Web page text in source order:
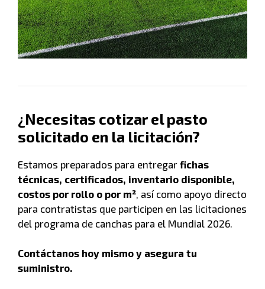
¿Necesitas cotizar el pasto
solicitado en la licitación?
Estamos preparados para entregar fichas
técnicas, certificados, inventario disponible,
costos por rollo o por m² , así como apoyo directo
para contratistas que participen en las licitaciones
del programa de canchas para el Mundial 2026.
Contáctanos hoy mismo y asegura tu
suministro.